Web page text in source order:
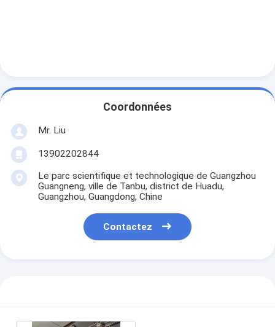
Coordonnées
Mr. Liu
13902202844
Le parc scientifique et technologique de Guangzhou
Guangneng, ville de Tanbu, district de Huadu,
Guangzhou, Guangdong, Chine
Contactez